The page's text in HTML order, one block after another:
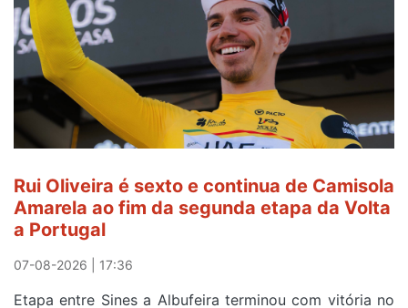
Rui Oliveira é sexto e continua de Camisola
Amarela ao fim da segunda etapa da Volta
a Portugal
07-08-2026 | 17:36
Etapa entre Sines a Albufeira terminou com vitória no